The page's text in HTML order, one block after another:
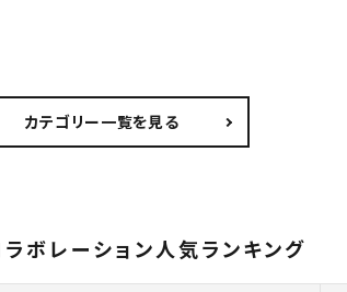
カテゴリー一覧を見る
ボレーション人気ランキング